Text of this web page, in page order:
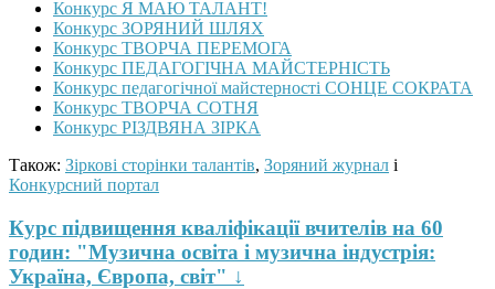
Конкурс Я МАЮ ТАЛАНТ!
Конкурс ЗОРЯНИЙ ШЛЯХ
Конкурс ТВОРЧА ПЕРЕМОГА
Конкурс ПЕДАГОГІЧНА МАЙСТЕРНІСТЬ
Конкурс педагогічної майстерності СОНЦЕ СОКРАТА
Конкурс ТВОРЧА СОТНЯ
Конкурс РІЗДВЯНА ЗІРКА
Також: Зіркові сторінки талантів, Зоряний журнал і
Конкурсний портал
Курс підвищення кваліфікації вчителів на 60
годин: "Музична освіта і музична індустрія:
Україна, Європа, світ" ↓